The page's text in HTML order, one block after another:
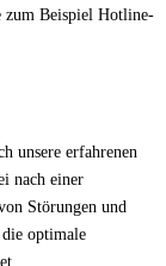
zum Beispiel Hotline-
unsere erfahrenen
nach einer
Störungen und
optimale